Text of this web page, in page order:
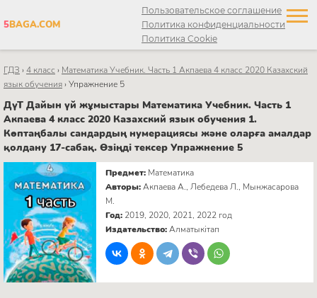
5BAGA.COM
Пользовательское соглашение
Политика конфиденциальности
Политика Cookie
ГДЗ ›4 класс › Математика Учебник. Часть 1 Акпаева 4 класс 2020 Казахский
язык обучения›Упражнение 5
ДүТ Дайын үй жұмыстары Математика Учебник. Часть 1
Акпаева 4 класс 2020 Казахский язык обучения 1.
Көптаңбалы сандардың нумерациясы және оларға амалдар
қолдану 17-сабақ. Өзіңді тексер Упражнение 5
Предмет: Математика
Авторы:Акпаева А., Лебедева Л., Мынжасарова
М.
Год: 2019, 2020, 2021, 2022 год
Издательство:Алматыкітап